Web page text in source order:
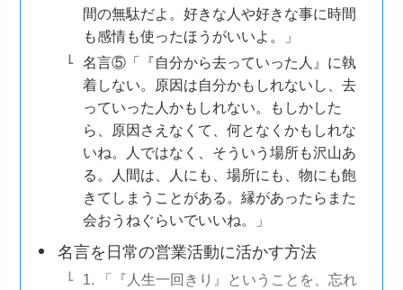
間の無駄だよ。好きな人や好きな事に時間
も感情も使ったほうがいいよ。」
名言⑤「『自分から去っていった人』に執
着しない。原因は自分かもしれないし、去
っていった人かもしれない。もしかした
ら、原因さえなくて、何となくかもしれな
いね。人ではなく、そういう場所も沢山あ
る。人間は、人にも、場所にも、物にも飽
きてしまうことがある。縁があったらまた
会おうねぐらいでいいね。」
名言を日常の営業活動に活かす方法
1. 「『人生一回きり』ということを、忘れ